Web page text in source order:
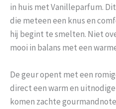
in huis met Vanilleparfum.
die meteen een knus en
hij begint te smelten. Niet
mooi in balans met een
De geur opent met een
direct een warm en
komen zachte